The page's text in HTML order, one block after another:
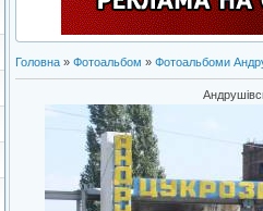
Головна » Фотоальбом » Фотоальбоми